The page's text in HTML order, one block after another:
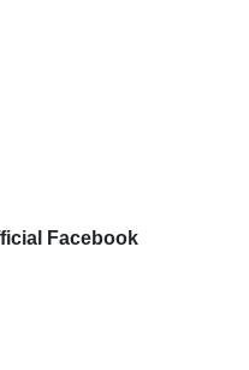
Facebook